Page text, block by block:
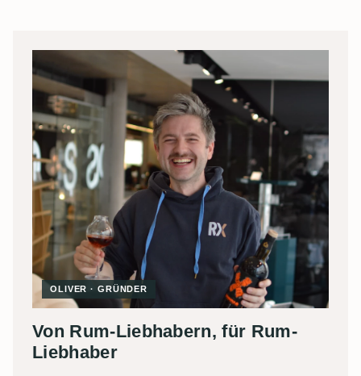
OLIVER · GRÜNDER
Von Rum-Liebhabern, für Rum-
Liebhaber